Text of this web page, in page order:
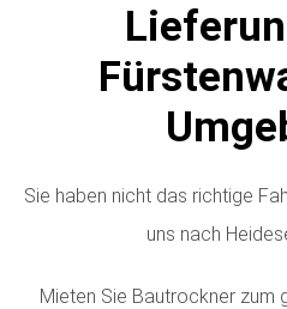
Sie haben nicht das richtige
uns nach
Mieten Sie Bautrockner zum